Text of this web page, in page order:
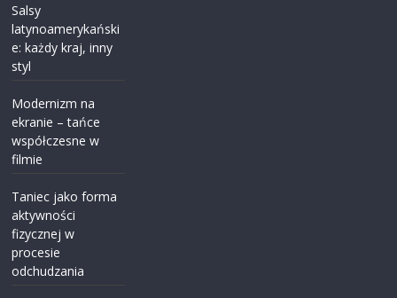
Salsy
latynoamerykański
e: każdy kraj, inny
styl
Modernizm na
ekranie – tańce
współczesne w
filmie
Taniec jako forma
aktywności
fizycznej w
procesie
odchudzania